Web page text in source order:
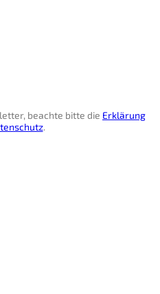
beachte bitte die Erklärung
.